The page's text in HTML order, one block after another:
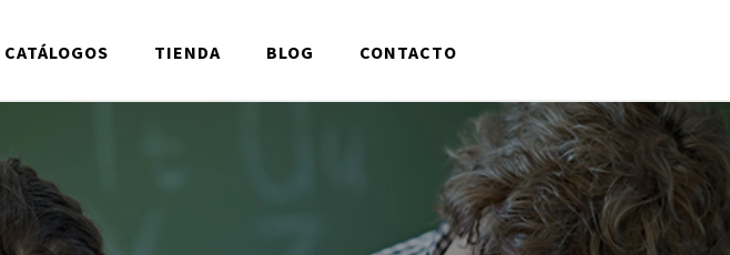
CATÁLOGOS TIENDA BLOG CONTACTO